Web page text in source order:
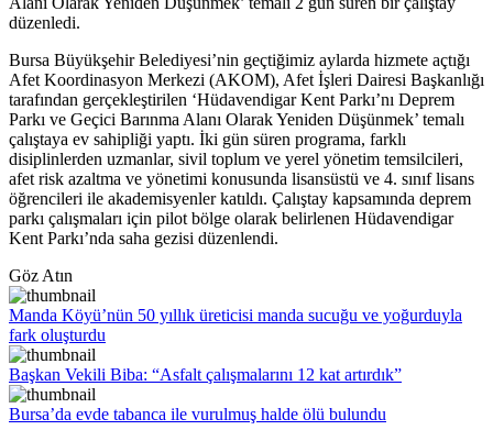
düzenledi.
Bursa Büyükşehir Belediyesi’nin geçtiğimiz aylarda hizmete açtığı
Afet Koordinasyon Merkezi (AKOM), Afet İşleri Dairesi Başkanlığı
tarafından gerçekleştirilen ‘Hüdavendigar Kent Parkı’nı Deprem
Parkı ve Geçici Barınma Alanı Olarak Yeniden Düşünmek’ temalı
çalıştaya ev sahipliği yaptı. İki gün süren programa, farklı
disiplinlerden uzmanlar, sivil toplum ve yerel yönetim temsilcileri,
afet risk azaltma ve yönetimi konusunda lisansüstü ve 4. sınıf lisans
öğrencileri ile akademisyenler katıldı. Çalıştay kapsamında deprem
parkı çalışmaları için pilot bölge olarak belirlenen Hüdavendigar
Kent Parkı’nda saha gezisi düzenlendi.
Göz Atın
Manda Köyü’nün 50 yıllık üreticisi manda sucuğu ve yoğurduyla
fark oluşturdu
Başkan Vekili Biba: “Asfalt çalışmalarını 12 kat artırdık”
Bursa’da evde tabanca ile vurulmuş halde ölü bulundu